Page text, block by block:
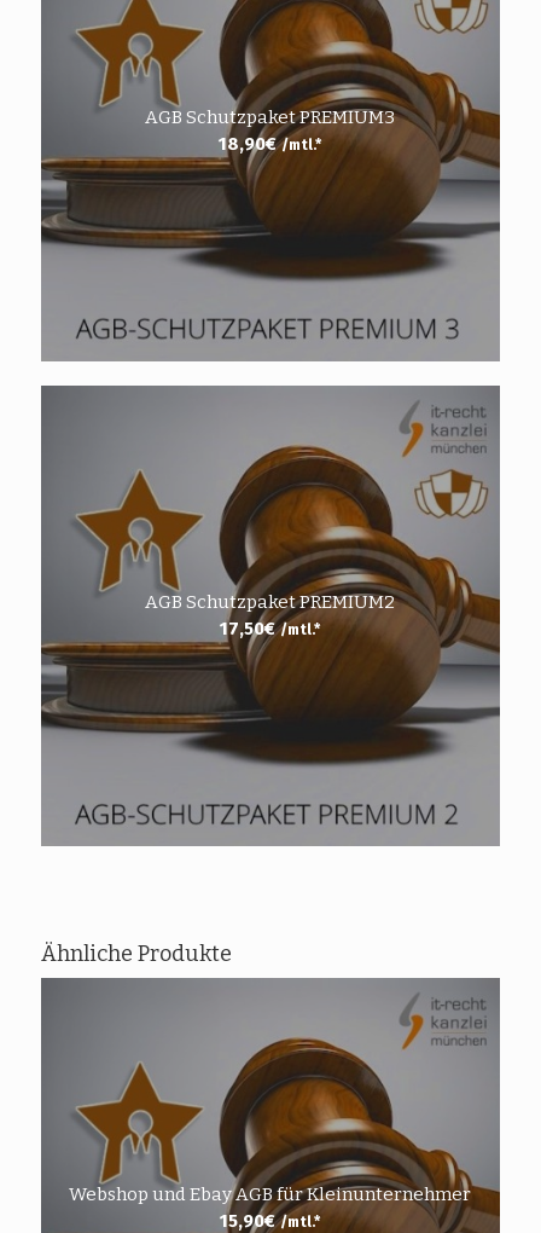
AGB Schutzpaket PREMIUM3
18,90€ /mtl.*
AGB Schutzpaket PREMIUM2
17,50€ /mtl.*
Ähnliche Produkte
Webshop und Ebay AGB für Kleinunternehmer
15,90€ /mtl.*